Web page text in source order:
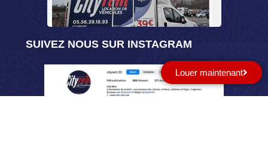
SUIVEZ NOUS SUR INSTAGRAM
Louer maintenant